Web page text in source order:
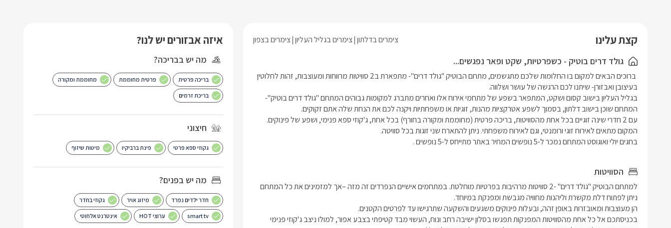
וצמחים, שילוב ומשחק תאורה מיוחדים, ואקססוריז
רבים- ניכרת ההשקעה העיצובית שנעשתה
לכל אחד מחדרי השינה מיטה זוגית מרווחת ונוחה
הניצבת במרכזו, עם מצעים רכים ונעימים בצבע
לבן, ומזרן איכותי. לצד המיטה ניצבות שידות מיטה
לנוחות המתארחים, וקיר מעוצב אריח יוקרתי
להשלמת המראה הקלאסי.
בכל אחד מחדרי השינה טלוויזיה חכמה מחוברת
שירותים, ועמדה עם כיור מונח בצבע צהב, ומראה
תואמת, שם גם יחכו לכם תמרוקי הרחצה הריחניים
ומגבות רכות.
קצת עלינו צימרים בדלתון צימרים בגליל העליון צימרים בצפון
גולד דרים בוטיק - כשפרטיות, שקט ופאר נפגשים...
בחגים יולי ואוגוסט המתחם נמכר ל-5 נופשים המחיר באתר מתייחס ל-5 נופשים .
הסוויטות
איזה אבזורים יש לנו?
מה יש בבריכה?
בריכה פרטית פרטית מחוממת מחוממת ומקורה
בריכת זרמים
חיצוני
גקוזי ספא פרטי פינת ברביקיו מיטות שיזוף
מה יש בפנים?
חדר ילדים נפרד מיזוג אויר גקוזי בחדר
smart tv ערוצי HOT אינטרנט אלחוטי